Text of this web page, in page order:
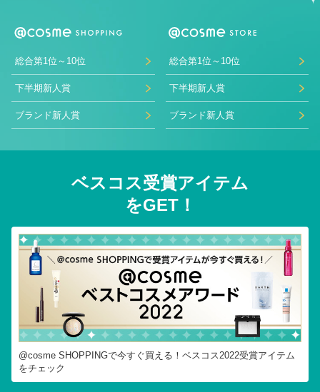
総合第1位～10位
下半期新人賞
ブランド新人賞
総合第1位～10位
下半期新人賞
ブランド新人賞
ベスコス受賞アイテム
をGET！
@cosme SHOPPINGで今すぐ買える！ベスコス2022受賞アイテム
をチェック